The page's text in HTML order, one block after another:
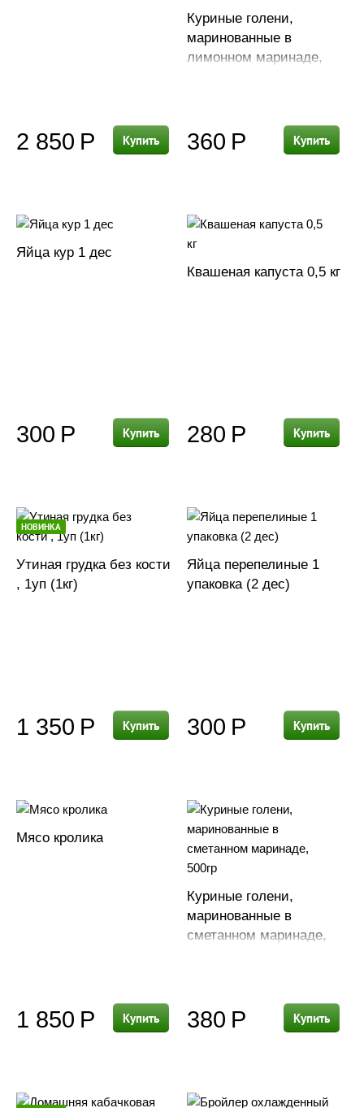
2 850 Р Купить
Куриные голени,
маринованные в
лимонном маринаде,
360 Р Купить
Яйца кур 1 дес
300 Р Купить
Квашеная капуста 0,5 кг
280 Р Купить
НОВИНКА
Утиная грудка без кости
, 1уп (1кг)
1 350 Р Купить
Яйца перепелиные 1
упаковка (2 дес)
300 Р Купить
Мясо кролика
1 850 Р Купить
Куриные голени,
маринованные в
сметанном маринаде,
380 Р Купить